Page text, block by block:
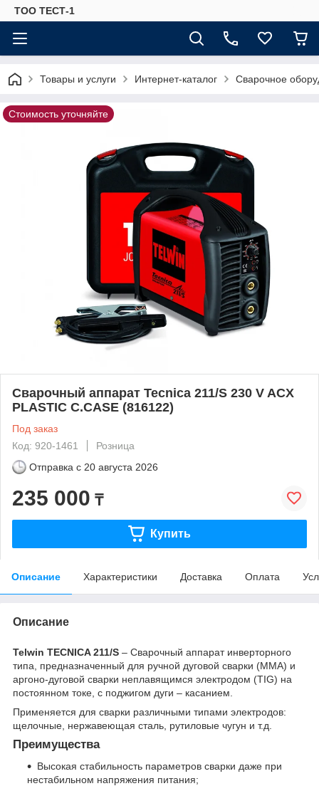
ТОО ТЕСТ-1
Товары и услуги Интернет-каталог Сварочное
Стоимость уточняйте
Сварочный аппарат Tecnica 211/S 230 V ACX
PLASTIC C.CASE (816122)
Под заказ
Код: 920-1461
Розница
Отправка с 20 августа 2026
235 000 ₸
Купить
Описание Характеристики Доставка Оплата
Описание
Telwin TECNICA 211/S – Сварочный аппарат инверторного
типа, предназначенный для ручной дуговой сварки (MMA) и
аргоно-дуговой сварки неплавящимся электродом (TIG) на
постоянном токе, с поджигом дуги – касанием.
Применяется для сварки различными типами электродов:
щелочные, нержавеющая сталь, рутиловые чугун и т.д.
Преимущества
Высокая стабильность параметров сварки даже при
нестабильном напряжения питания;